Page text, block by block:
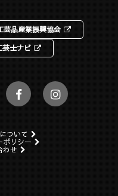
芸品産業振興協会
芸士ナビ
ついて
ポリシー
わせ